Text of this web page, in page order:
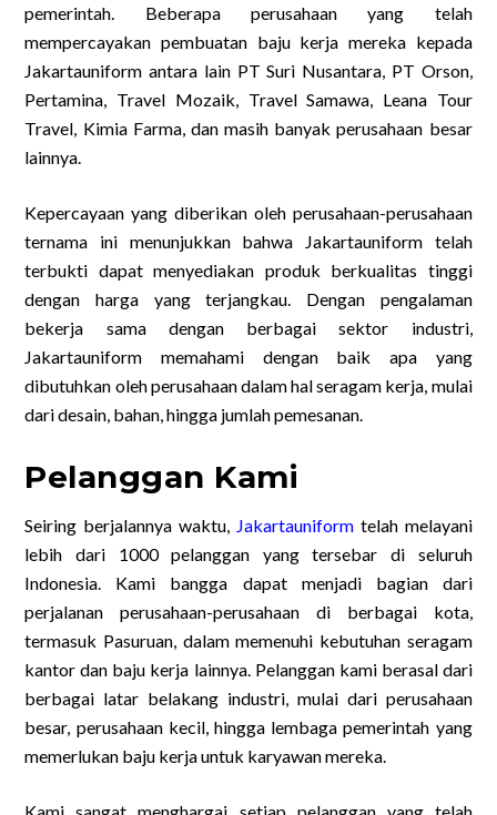
pemerintah. Beberapa perusahaan yang telah
mempercayakan pembuatan baju kerja mereka kepada
Jakartauniform antara lain PT Suri Nusantara, PT Orson,
Pertamina, Travel Mozaik, Travel Samawa, Leana Tour
Travel, Kimia Farma, dan masih banyak perusahaan besar
lainnya.
Kepercayaan yang diberikan oleh perusahaan-perusahaan
ternama ini menunjukkan bahwa Jakartauniform telah
terbukti dapat menyediakan produk berkualitas tinggi
dengan harga yang terjangkau. Dengan pengalaman
bekerja sama dengan berbagai sektor industri,
Jakartauniform memahami dengan baik apa yang
dibutuhkan oleh perusahaan dalam hal seragam kerja, mulai
dari desain, bahan, hingga jumlah pemesanan.
Pelanggan Kami
Seiring berjalannya waktu, Jakartauniform telah melayani
lebih dari 1000 pelanggan yang tersebar di seluruh
Indonesia. Kami bangga dapat menjadi bagian dari
perjalanan perusahaan-perusahaan di berbagai kota,
termasuk Pasuruan, dalam memenuhi kebutuhan seragam
kantor dan baju kerja lainnya. Pelanggan kami berasal dari
berbagai latar belakang industri, mulai dari perusahaan
besar, perusahaan kecil, hingga lembaga pemerintah yang
memerlukan baju kerja untuk karyawan mereka.